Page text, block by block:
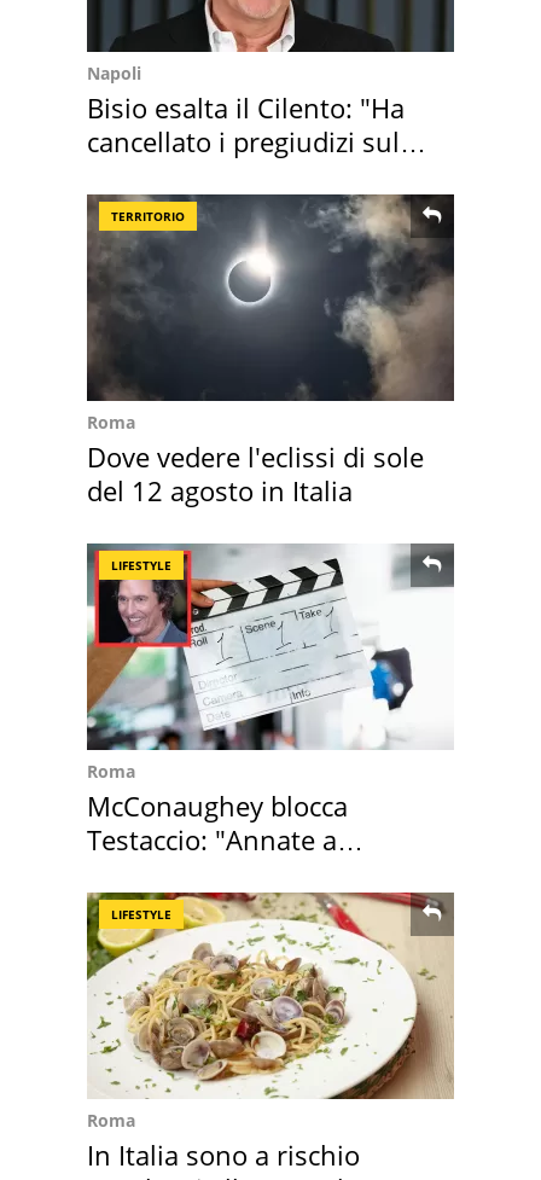
Napoli
Bisio esalta il Cilento: "Ha
cancellato i pregiudizi sul
TERRITORIO
Roma
Dove vedere l'eclissi di sole
del 12 agosto in Italia
LIFESTYLE
Roma
McConaughey blocca
Testaccio: "Annate a
LIFESTYLE
Roma
In Italia sono a rischio